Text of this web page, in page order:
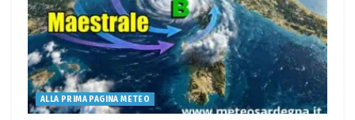
ALLA PRIMA PAGINA METEO